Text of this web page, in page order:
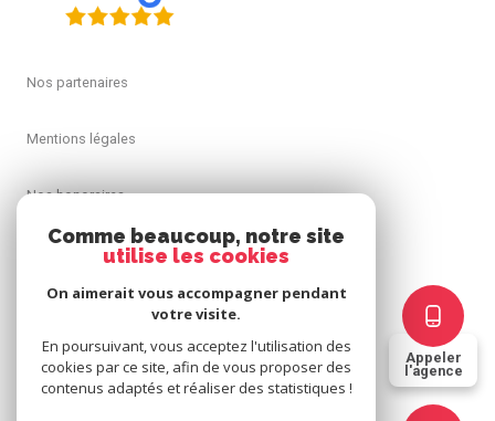
Appeler
l'agence
Nos partenaires
Mentions légales
Nos honoraires
Cookies
Comme beaucoup, notre site
utilise les cookies
On aimerait vous accompagner pendant
votre visite.
En poursuivant, vous acceptez l'utilisation des
cookies par ce site, afin de vous proposer des
contenus adaptés et réaliser des statistiques !